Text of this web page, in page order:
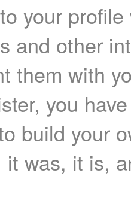
your
and other
them with
you
build your
it was, it is,